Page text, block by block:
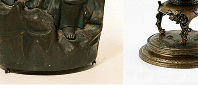
お買い物を続ける カ